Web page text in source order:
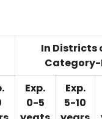
In Districts
Exp.
0-5
Exp.
5-10